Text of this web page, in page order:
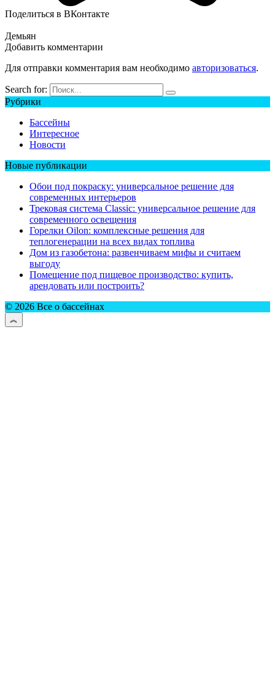
Поделиться в ВКонтакте
Демьян
Добавить комментарии
Для отправки комментария вам необходимо авторизоваться.
Search for:
Рубрики
Бассейны
Интересное
Новости
Новые публикации
Обои под покраску: универсальное решение для
современных интерьеров
Трековая система Classic: универсальное решение для
современного освещения
Горелки Oilon: комплексные решения для
теплогенерации на всех видах топлива
Дом из газобетона: развенчиваем мифы и считаем
выгоду
Помещение под пищевое производство: купить,
арендовать или построить?
© 2026 Все о бассейнах